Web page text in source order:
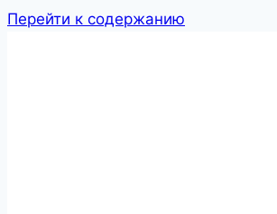
Перейти к содержанию